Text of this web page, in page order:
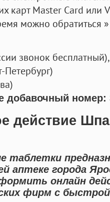
карт Master Card или
можно обратиться
звонок бесплатный),
Петербург)
добавочный номер:
действие
таблетки
аптеке города
онлайн
фирм с